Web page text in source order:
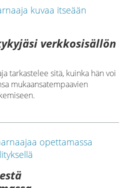
verkkosisällön
tarkastelee sitä, kuinka hän voi
mukaansatempaavien